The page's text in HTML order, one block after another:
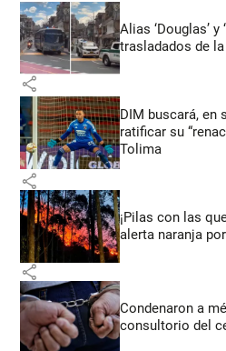
Alias ‘Douglas’ y
trasladados de
share
DIM buscará, en
ratificar su
Tolima
share
¡Pilas con las
alerta naranja
share
Condenaron a
consultorio del